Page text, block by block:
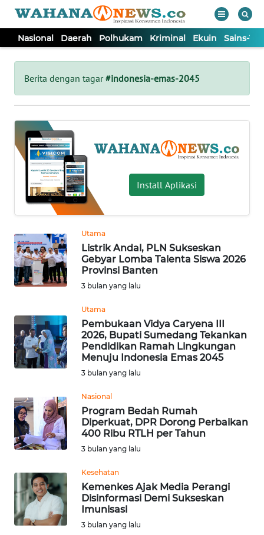
Nasional Daerah Polhukam Kriminal Ekuin Sains-
Berita dengan tagar#indonesia-emas-2045
Install Aplikasi
Utama
Listrik Andal, PLN Sukseskan
Gebyar Lomba Talenta Siswa 2026
Provinsi Banten
3 bulan yang lalu
Utama
Pembukaan Vidya Caryena III
2026, Bupati Sumedang Tekankan
Pendidikan Ramah Lingkungan
Menuju Indonesia Emas 2045
3 bulan yang lalu
Nasional
Program Bedah Rumah
Diperkuat, DPR Dorong Perbaikan
400 Ribu RTLH per Tahun
3 bulan yang lalu
Kesehatan
Kemenkes Ajak Media Perangi
Disinformasi Demi Sukseskan
Imunisasi
3 bulan yang lalu
Tutup
NASIONAL
DAERAH
POLHUKAM
KRIMINAL
EKUIN
SAINS-TEKNO
INTERNASIONAL
SERBA-SERBI
PENDIDIKAN
OLAHRAGA
EDITORIAL